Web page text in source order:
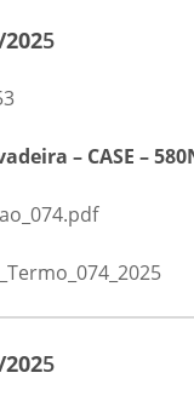
5
– CASE –
5